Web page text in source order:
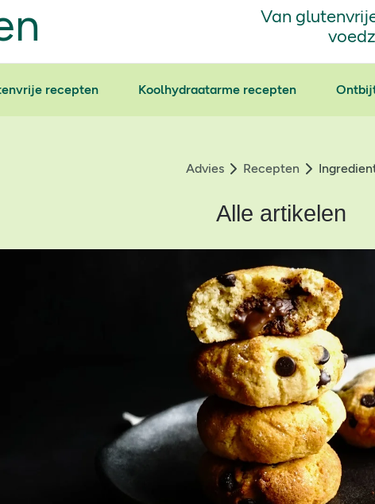
Van
recepten Koolhydraatarme recepten
Advies Recepten
Alle artikelen